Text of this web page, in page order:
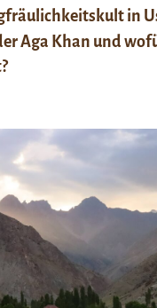
in
Aga Khan und